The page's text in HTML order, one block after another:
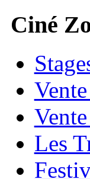
Ciné
Les